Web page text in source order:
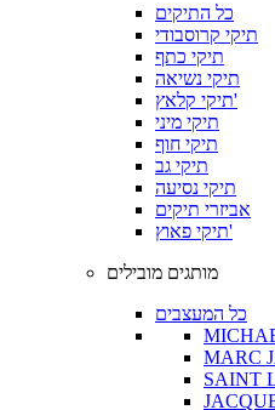
כל התיקים
תיקי קרוסבודי
תיקי כתף
תיקי נשיאה
תיקי קלאץ'
תיקי מיני
תיקי חוף
תיקי גב
תיקי נסיעה
אביזרי תיקים
תיקי פאוץ'
מותגים מובילים
כל המעצבים
MARC
SAINT